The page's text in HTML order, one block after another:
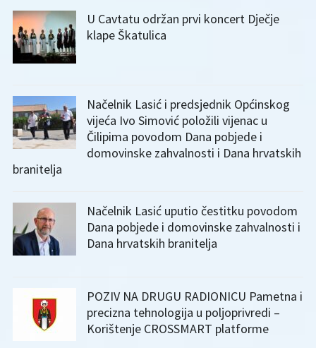
U Cavtatu održan prvi koncert Dječje
klape Škatulica
Načelnik Lasić i predsjednik Općinskog
vijeća Ivo Simović položili vijenac u
Čilipima povodom Dana pobjede i
domovinske zahvalnosti i Dana hrvatskih
branitelja
Načelnik Lasić uputio čestitku povodom
Dana pobjede i domovinske zahvalnosti i
Dana hrvatskih branitelja
POZIV NA DRUGU RADIONICU Pametna i
precizna tehnologija u poljoprivredi –
Korištenje CROSSMART platforme